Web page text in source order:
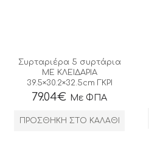
Συρταριέρα 5 συρτάρια
ΜΕ ΚΛΕΙΔΑΡΙΑ
39.5×30.2×32.5cm ΓΚΡΙ
79.04€ Με ΦΠΑ
ΠΡΟΣΘΉΚΗ ΣΤΟ ΚΑΛΆΘΙ